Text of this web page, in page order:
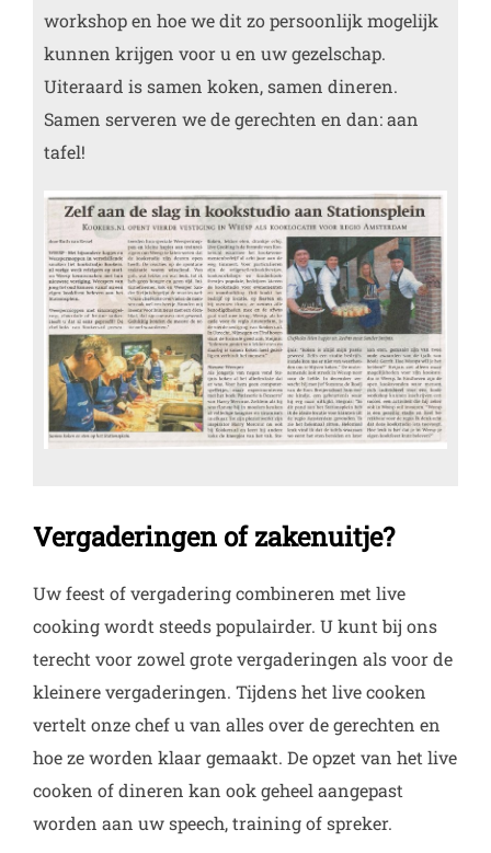
workshop en hoe we dit zo persoonlijk mogelijk
kunnen krijgen voor u en uw gezelschap.
Uiteraard is samen koken, samen dineren.
Samen serveren we de gerechten en dan: aan
tafel!
Vergaderingen of zakenuitje?
Uw feest of vergadering combineren met live
cooking wordt steeds populairder. U kunt bij ons
terecht voor zowel grote vergaderingen als voor de
kleinere vergaderingen. Tijdens het live cooken
vertelt onze chef u van alles over de gerechten en
hoe ze worden klaar gemaakt. De opzet van het live
cooken of dineren kan ook geheel aangepast
worden aan uw speech, training of spreker.